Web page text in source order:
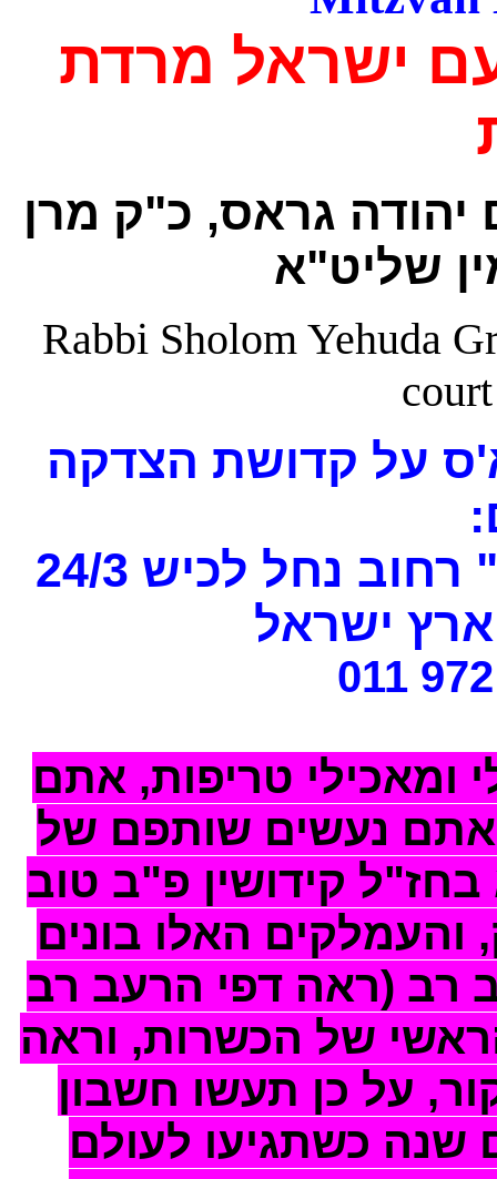
ישראל מרדת
יהודה גראס, כ"ק מרן
שליט"א
Rabbi Sholom Yehuda
על קדושת הצדקה
נחל לכיש 24/3
ישראל
011
ומאכילי טריפות, אתם
נעשים שותפם של
קידושין פ"ב טוב
האלו בונים
רב (ראה דפי הרעב רב
של הכשרות, וראה
על כן תעשו חשבון
כשתגיעו לעולם